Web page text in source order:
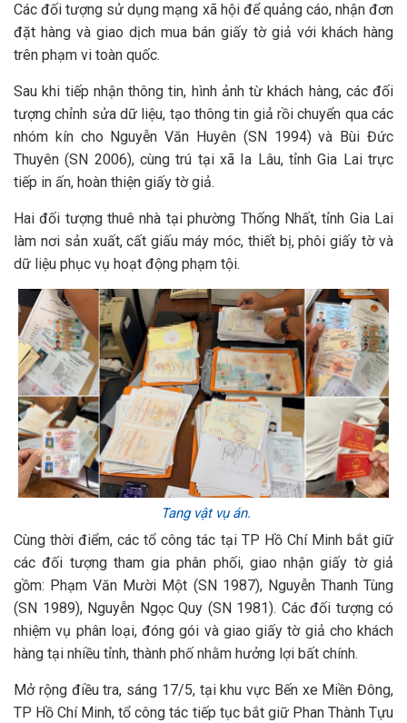
Các đối tượng sử dụng mạng xã hội để quảng cáo, nhận đơn
đặt hàng và giao dịch mua bán giấy tờ giả với khách hàng
trên phạm vi toàn quốc.
Sau khi tiếp nhận thông tin, hình ảnh từ khách hàng, các đối
tượng chỉnh sửa dữ liệu, tạo thông tin giả rồi chuyển qua các
nhóm kín cho Nguyễn Văn Huyên (SN 1994) và Bùi Đức
Thuyên (SN 2006), cùng trú tại xã Ia Lâu, tỉnh Gia Lai trực
tiếp in ấn, hoàn thiện giấy tờ giả.
Hai đối tượng thuê nhà tại phường Thống Nhất, tỉnh Gia Lai
làm nơi sản xuất, cất giấu máy móc, thiết bị, phôi giấy tờ và
dữ liệu phục vụ hoạt động phạm tội.
Tang vật vụ án.
Cùng thời điểm, các tổ công tác tại TP Hồ Chí Minh bắt giữ
các đối tượng tham gia phân phối, giao nhận giấy tờ giả
gồm: Phạm Văn Mười Một (SN 1987), Nguyễn Thanh Tùng
(SN 1989), Nguyễn Ngọc Quy (SN 1981). Các đối tượng có
nhiệm vụ phân loại, đóng gói và giao giấy tờ giả cho khách
hàng tại nhiều tỉnh, thành phố nhằm hưởng lợi bất chính.
Mở rộng điều tra, sáng 17/5, tại khu vực Bến xe Miền Đông,
TP Hồ Chí Minh, tổ công tác tiếp tục bắt giữ Phan Thành Tựu